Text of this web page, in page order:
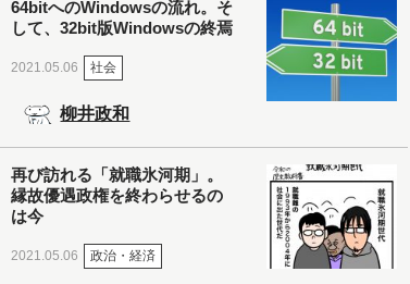
64bitへのWindowsの流れ。そ
して、32bit版Windowsの終焉
2021.05.06 社会
柳井政和
再び訪れる「就職氷河期」。
縁故優遇政権を終わらせるの
は今
2021.05.06 政治・経済